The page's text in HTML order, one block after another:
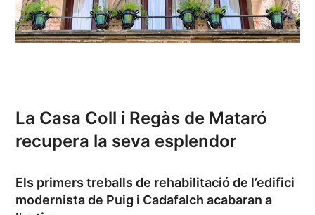
La Casa Coll i Regàs de Mataró
recupera la seva esplendor
Els primers treballs de rehabilitació de l’edifici
modernista de Puig i Cadafalch acabaran a